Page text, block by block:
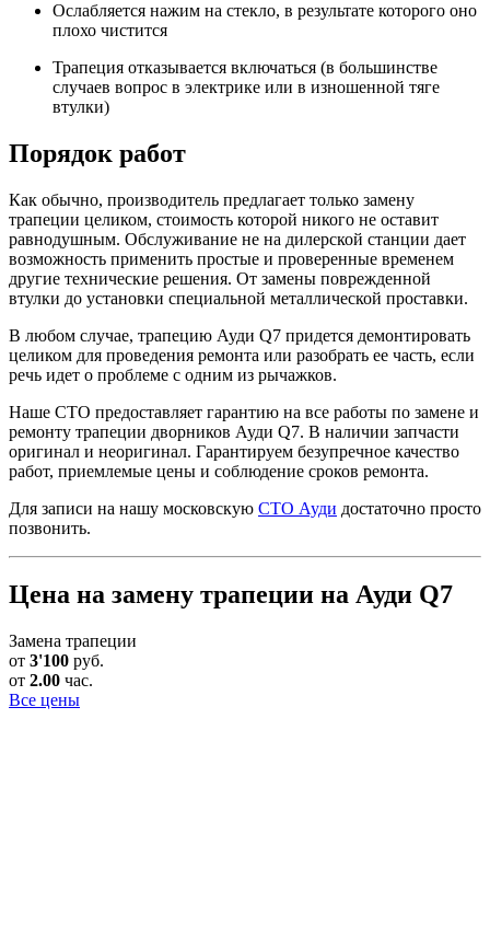
Ослабляется нажим на стекло, в результате которого оно
плохо чистится
Трапеция отказывается включаться (в большинстве
случаев вопрос в электрике или в изношенной тяге
втулки)
Порядок работ
Как обычно, производитель предлагает только замену
трапеции целиком, стоимость которой никого не оставит
равнодушным. Обслуживание не на дилерской станции дает
возможность применить простые и проверенные временем
другие технические решения. От замены поврежденной
втулки до установки специальной металлической проставки.
В любом случае, трапецию Ауди Q7 придется демонтировать
целиком для проведения ремонта или разобрать ее часть, если
речь идет о проблеме с одним из рычажков.
Наше СТО предоставляет гарантию на все работы по замене и
ремонту трапеции дворников Ауди Q7. В наличии запчасти
оригинал и неоригинал. Гарантируем безупречное качество
работ, приемлемые цены и соблюдение сроков ремонта.
Для записи на нашу московскую СТО Ауди достаточно просто
позвонить.
Цена на замену трапеции на Ауди Q7
Замена трапеции
от 3'100 руб.
от 2.00 час.
Все цены